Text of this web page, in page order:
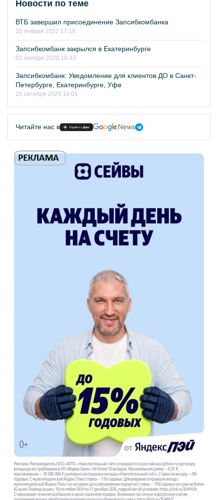
Новости по теме
ВТБ завершил присоединение Запсибкомбанка
10 января 2022 17:19
Запсибкомбанк закрылся в Екатеринбурге
02 ноября 2020 16:33
Запсибкомбанк: Уведомление для клиентов ДО в Санкт-
Петербурге, Екатеринбурге, Уфе
25 октября 2020 16:01
Читайте нас в